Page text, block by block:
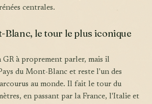
centrales.
Blanc, le tour le plus iconique
du Mont-Blanc et reste l'un des
au monde. Il fait le tour du
en passant par la France, l'Italie et